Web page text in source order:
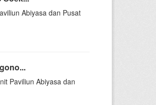
Abiyasa dan Pusat
Paviliun Abiyasa dan